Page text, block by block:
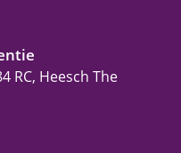
RC, Heesch The